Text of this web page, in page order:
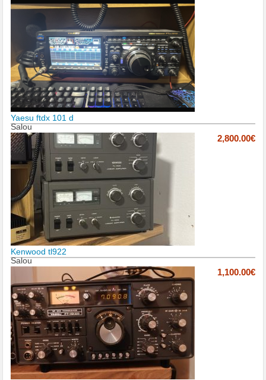
Yaesu ftdx 101 d
Salou
2,800.00€
Kenwood tl922
Salou
1,100.00€